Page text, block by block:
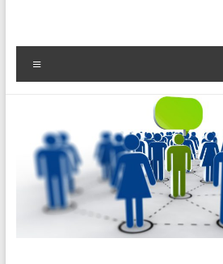
training
enhance
investigations
and
prosecutions,
disrupt